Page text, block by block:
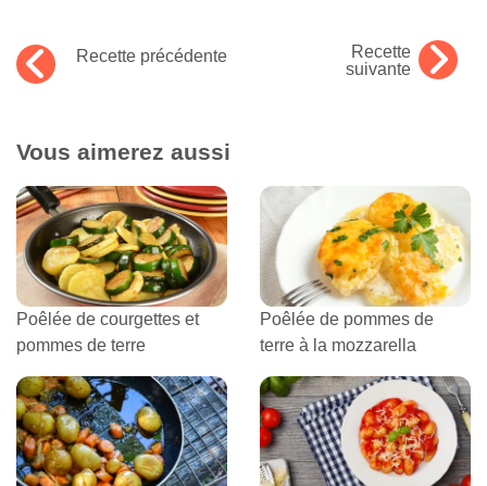
Recette précédente
Recette
suivante
Vous aimerez aussi
Poêlée de courgettes et
pommes de terre
Poêlée de pommes de
terre à la mozzarella